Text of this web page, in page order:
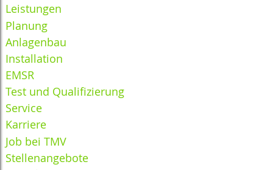
Leistungen
Planung
Anlagenbau
Installation
EMSR
Test und Qualifizierung
Service
Karriere
Job bei TMV
Stellenangebote